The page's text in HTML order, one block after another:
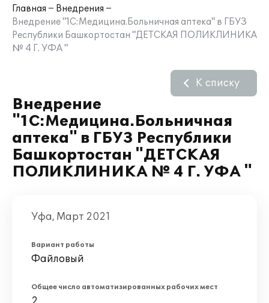
Главная
Внедрения
Внедрение "1С:Медицина.Больничная аптека" в ГБУЗ
Республики Башкортостан "ДЕТСКАЯ ПОЛИКЛИНИКА
№ 4 Г. УФА "
Внедрение
"1С:Медицина.Больничная
аптека" в ГБУЗ Республики
Башкортостан "ДЕТСКАЯ
ПОЛИКЛИНИКА № 4 Г. УФА "
К списку
Уфа, Март 2021
Вариант работы
Файловый
Общее число автоматизированных рабочих мест